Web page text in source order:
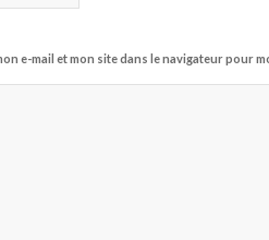
e-mail et mon site dans le navigateur pour